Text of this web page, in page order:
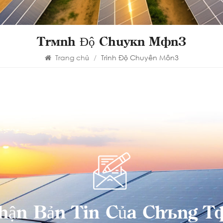
Trình Độ Chuyên Môn3
Trang chủ / Trình Độ Chuyên Môn3
Bản Tin Của Chúng